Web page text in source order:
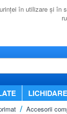
în utilizare şi în
LICHIDARE
Accesorii